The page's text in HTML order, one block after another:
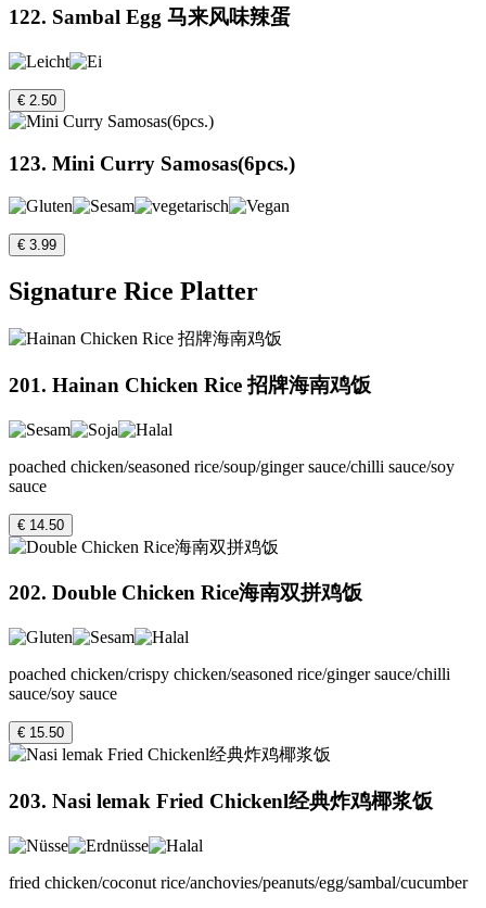
122. Sambal Egg 马来风味辣蛋
€ 2.50
123. Mini Curry Samosas(6pcs.)
€ 3.99
Signature Rice Platter
201. Hainan Chicken Rice 招牌海南鸡饭
poached chicken/seasoned rice/soup/ginger sauce/chilli sauce/soy
sauce
€ 14.50
202. Double Chicken Rice海南双拼鸡饭
poached chicken/crispy chicken/seasoned rice/ginger sauce/chilli
sauce/soy sauce
€ 15.50
203. Nasi lemak Fried Chickenl经典炸鸡椰浆饭
fried chicken/coconut rice/anchovies/peanuts/egg/sambal/cucumber